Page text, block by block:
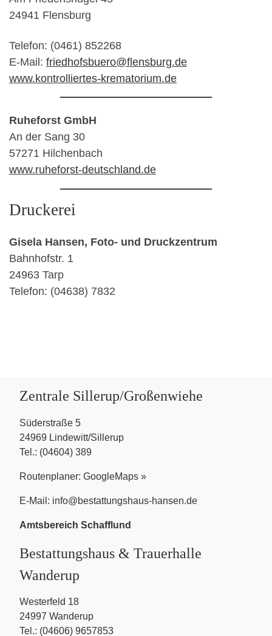
24941 Flensburg
Telefon: (0461) 852268
E-Mail: friedhofsbuero@flensburg.de
www.kontrolliertes-krematorium.de
Ruheforst GmbH
An der Sang 30
57271 Hilchenbach
www.ruheforst-deutschland.de
Druckerei
Gisela Hansen, Foto- und Druckzentrum
Bahnhofstr. 1
24963 Tarp
Telefon: (04638) 7832
Zentrale Sillerup/Großenwiehe
Süderstraße 5
24969 Lindewitt/Sillerup
Tel.: (04604) 389
Routenplaner:GoogleMaps »
E-Mail: info@bestattungshaus-hansen.de
Amtsbereich Schafflund
Bestattungshaus & Trauerhalle
Wanderup
Westerfeld 18
24997 Wanderup
Tel.: (04606) 9657853